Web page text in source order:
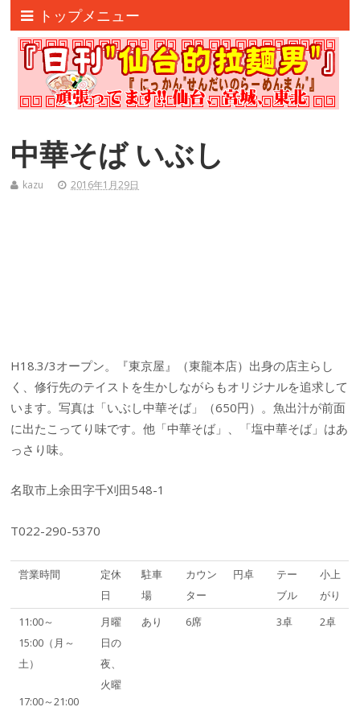
トップメニュー
中華そば いぶし
kazu 2016年1月29日
H18.3/3オープン。『東京屋』（東龍本店）出身の店主らし
く、修行先のテイストを生かしながらもオリジナルを追求して
います。写真は「いぶし中華そば」（650円）。魚出汁が前面
に出たこってり味です。他「中華そば」、「塩中華そば」はあ
っさり味。
名取市上余田字千刈田548-1
T022-290-5370
営業時間
定休
日
駐車
場
カウン
ター
円卓
テー
ブル
小上
がり
11:00～
15:00（月～
土）
17:00～21:00
月曜
日の
夜、
火曜
あり 6席 3卓 2卓